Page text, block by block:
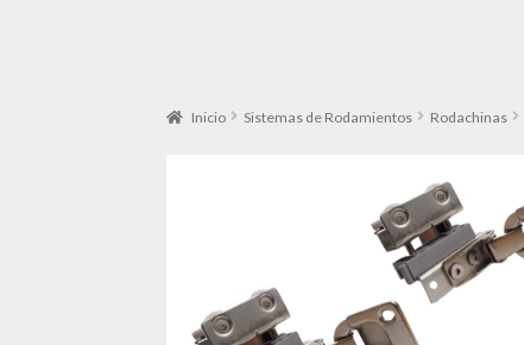
Inicio Sistemas de Rodamientos Rodachinas